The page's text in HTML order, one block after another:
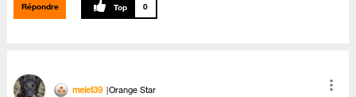
Répondre 0
melet39 Orange Star